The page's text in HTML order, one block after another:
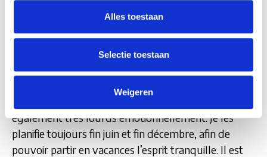
Alles toestaan
Selectie toestaan
Weigeren
"Je n’ai conservé aucune séquelle de l’intervention,
mais chaque jour, je me lève et je me couche en
sachant qu’il reste toujours un fragment de tumeur
dans ma tête. Les médicaments antiépileptiques
que je prends matin et soir me le rappellent
quotidiennement. Les contrôles semestriels sont
également très lourds émotionnellement. Je les
planifie toujours fin juin et fin décembre, afin de
pouvoir partir en vacances l’esprit tranquille. Il est